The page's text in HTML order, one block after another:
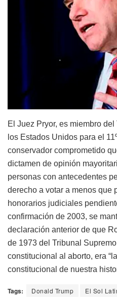
El Juez Pryor, es miembro
los Estados Unidos para el
conservador comprometido
dictamen de opinión
personas con antecedentes
derecho a votar a menos que
honorarios judiciales
confirmación de 2003, se
declaración anterior de que
de 1973 del Tribunal
constitucional al aborto, era
constitucional de nuestra
Tags: Donald Trump El Sol